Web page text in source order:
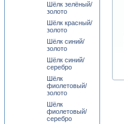
Шёлк зелёный/
золото
Шёлк красный/
золото
Шёлк синий/
золото
Шёлк синий/
серебро
Шёлк
фиолетовый/
золото
Шёлк
фиолетовый/
серебро